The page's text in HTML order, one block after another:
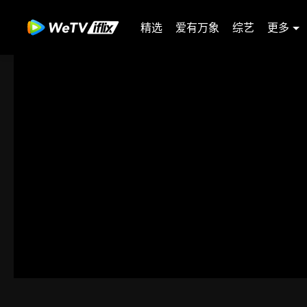
精选 爱有万象 综艺 更多